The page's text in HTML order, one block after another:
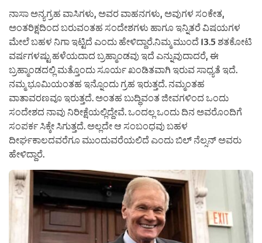
ನಾಸಾ ಅನ್ಯಗ್ರಹ ವಾಸಿಗಳು, ಅವರ ವಾಹನಗಳು, ಅವುಗಳ ಸಂಕೇತ,
ಅಂತರಿಕ್ಷದಿಂದ ಬರುವಂತಹ ಸಂದೇಶಗಳು ಹಾಗೂ ಇನ್ನಿತರೆ ವಿಷಯಗಳ
ಮೇಲೆ ಬಹಳ ನಿಗಾ ಇಟ್ಟಿದೆ ಎಂದು ಹೇಳಿದ್ದಾರೆ.ನಿಮ್ಮ ಮುಂದೆ 13.5 ಶತಕೋಟಿ
ವರ್ಷಗಳಷ್ಟು ಹಳೆಯದಾದ ಬ್ರಹ್ಮಾಂಡವು ಇದೆ ಎನ್ನುವುದಾದರೆ, ಈ
ಬ್ರಹ್ಮಾಂಡದಲ್ಲಿ ಮತ್ತೊಂದು ಸೂರ್ಯ ಖಂಡಿತವಾಗಿ ಇರುವ ಸಾಧ್ಯತೆ ಇದೆ.
ನಮ್ಮ ಭೂಮಿಯಂತಹ ಇನ್ನೊಂದು ಗ್ರಹ ಇರುತ್ತದೆ. ನಮ್ಮಂತಹ
ವಾತಾವರಣವೂ ಇರುತ್ತದೆ. ಅಂತಹ ಬುದ್ಧಿವಂತ ಜೀವಗಳಿಂದ ಒಂದು
ಸಂದೇಶದ ನಾವು ನಿರೀಕ್ಷೆಯಲ್ಲಿದ್ದೇವೆ. ಒಂದಲ್ಲ ಒಂದು ದಿನ ಅವರೊಂದಿಗೆ
ಸಂಪರ್ಕ ಸಿಕ್ಕೇ ಸಿಗುತ್ತದೆ. ಅಲ್ಲದೇ ಆ ಸಂಬಂಧವು ಬಹಳ
ದೀರ್ಘಕಾಲದವರೆಗೂ ಮುಂದುವರೆಯಲಿದೆ ಎಂದು ಬಿಲ್ ನೆಲ್ಸನ್ ಅವರು
ಹೇಳಿದ್ದಾರೆ.